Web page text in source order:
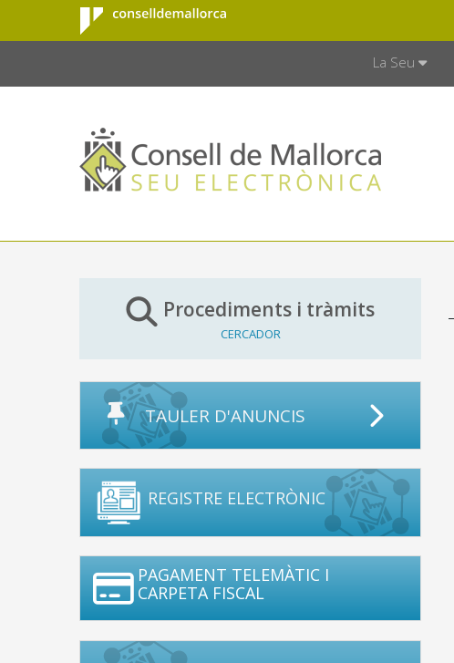
Salta al contingut principal
Consell de
Mallorca
La Seu
Procediments i tràmits
CERCADOR
TAULER D'ANUNCIS
REGISTRE ELECTRÒNIC
PAGAMENT TELEMÀTIC I
CARPETA FISCAL